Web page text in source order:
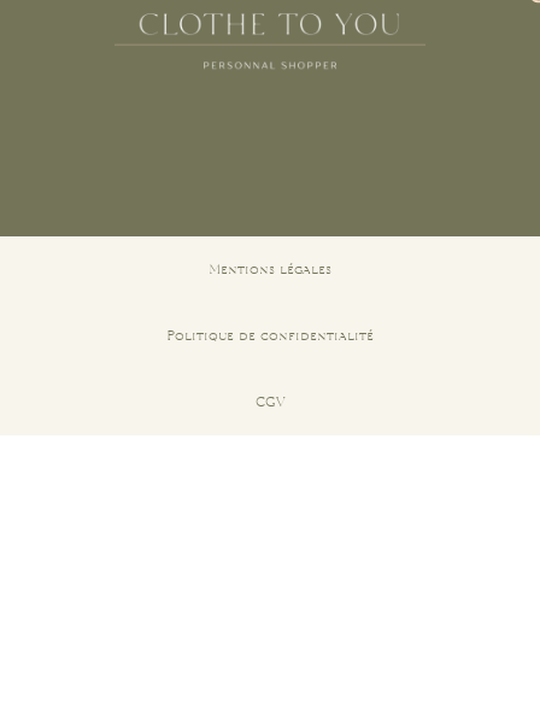
Mentions légales
Politique de confidentialité
CGV